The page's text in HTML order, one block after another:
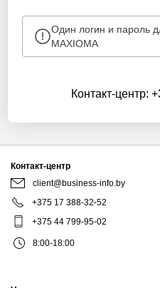
Один логин и пароль
MAXIOMA
Контакт-центр:
Контакт-центр
client@business-info.by
+375 17 388-32-52
+375 44 799-95-02
8:00-18:00